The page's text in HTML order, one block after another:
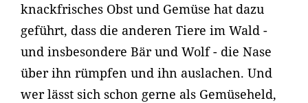
knackfrisches Obst und Gemüse hat dazu
geführt, dass die anderen Tiere im Wald -
und insbesondere Bär und Wolf - die Nase
über ihn rümpfen und ihn auslachen. Und
wer lässt sich schon gerne als Gemüseheld,